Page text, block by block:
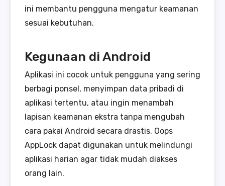
ini membantu pengguna mengatur keamanan
sesuai kebutuhan.
Kegunaan di Android
Aplikasi ini cocok untuk pengguna yang sering
berbagi ponsel, menyimpan data pribadi di
aplikasi tertentu, atau ingin menambah
lapisan keamanan ekstra tanpa mengubah
cara pakai Android secara drastis. Oops
AppLock dapat digunakan untuk melindungi
aplikasi harian agar tidak mudah diakses
orang lain.